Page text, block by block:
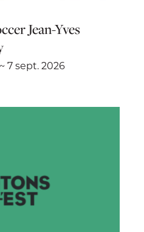
Jean-Yves
7 sept. 2026